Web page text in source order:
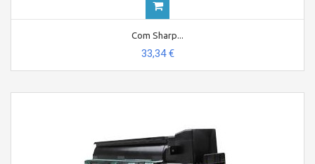
Com Sharp...
33,34 €